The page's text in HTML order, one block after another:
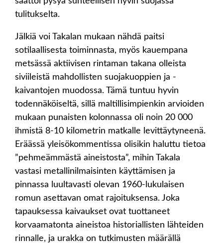
tulitukselta.
Jälkiä voi Takalan mukaan nähdä paitsi
sotilaallisesta toiminnasta, myös kauempana
metsässä aktiivisen rintaman takana olleista
siviileistä mahdollisten suojakuoppien ja -
kaivantojen muodossa. Tämä tuntuu hyvin
todennäköiseltä, sillä maltillisimpienkin arvioiden
mukaan punaisten kolonnassa oli noin 20 000
ihmistä 8-10 kilometrin matkalle levittäytyneenä.
Eräässä yleisökommentissa olisikin haluttu tietoa
”pehmeämmästä aineistosta”, mihin Takala
vastasi metallinilmaisinten käyttämisen ja
pinnassa luultavasti olevan 1960-lukulaisen
romun asettavan omat rajoituksensa. Joka
tapauksessa kaivaukset ovat tuottaneet
korvaamatonta aineistoa historiallisten lähteiden
rinnalle, ja urakka on tutkimusten määrällä